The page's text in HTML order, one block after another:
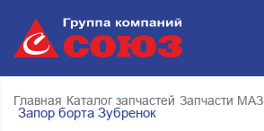
Главная Каталог запчастей Запчасти МАЗ
Запор борта Зубренок